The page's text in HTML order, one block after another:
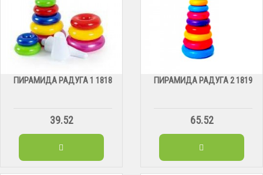
ПИРАМИДА РАДУГА 1 1818
39.52
ПИРАМИДА РАДУГА 2 1819
65.52